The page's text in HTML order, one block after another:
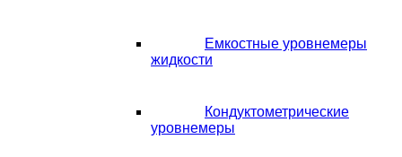
Емкостные уровнемеры
жидкости
Кондуктометрические
уровнемеры